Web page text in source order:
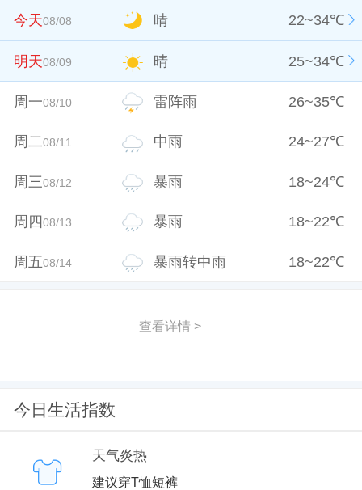
今天08/08 晴 22~34℃
明天08/09 晴 25~34℃
周一08/10 雷阵雨 26~35℃
周二08/11 中雨 24~27℃
周三08/12 暴雨 18~24℃
周四08/13 暴雨 18~22℃
周五08/14 暴雨转中雨 18~22℃
查看详情 >
今日生活指数
天气炎热
建议穿T恤短裤